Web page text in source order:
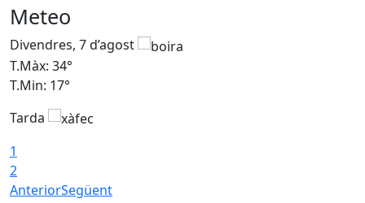
Meteo
Divendres, 7 d’agost
T.Màx: 34°
T.Min: 17°
Tarda
1
2
AnteriorSegüent